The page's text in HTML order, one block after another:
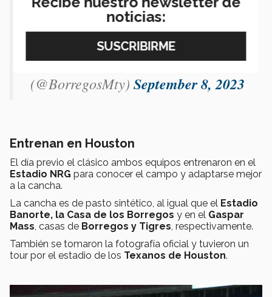
#SomosBorregos
pic.twitter.com/Dtn94LPmW2
— Borregos Monterrey
(@BorregosMty) September 8, 2023
Entrenan en Houston
El día previo el clásico ambos equipos entrenaron en el
Estadio NRG para conocer el campo y adaptarse mejor
a la cancha.
La cancha es de pasto sintético, al igual que el Estadio
Banorte, la Casa de los Borregos y en el Gaspar
Mass, casas de Borregos y Tigres, respectivamente.
También se tomaron la fotografía oficial y tuvieron un
tour por el estadio de los Texanos de Houston.
noticias: